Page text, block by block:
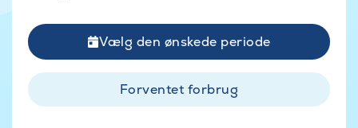
Vælg den ønskede periode
Forventet forbrug